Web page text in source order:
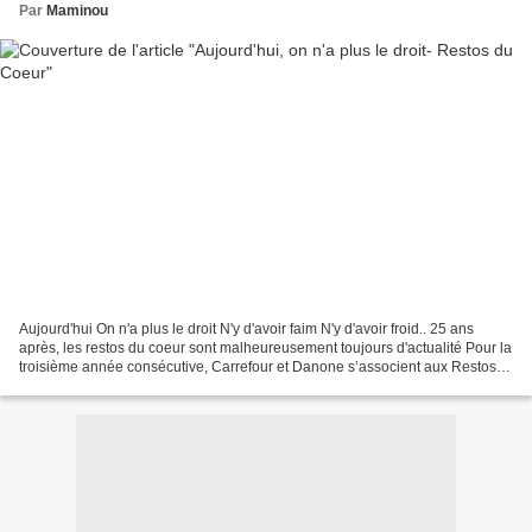
Par Maminou
Aujourd'hui On n'a plus le droit N'y d'avoir faim N'y d'avoir froid.. 25 ans
après, les restos du coeur sont malheureusement toujours d'actualité Pour la
troisième année consécutive, Carrefour et Danone s’associent aux Restos